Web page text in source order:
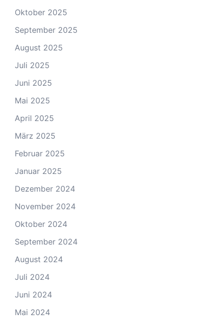
Oktober 2025
September 2025
August 2025
Juli 2025
Juni 2025
Mai 2025
April 2025
März 2025
Februar 2025
Januar 2025
Dezember 2024
November 2024
Oktober 2024
September 2024
August 2024
Juli 2024
Juni 2024
Mai 2024